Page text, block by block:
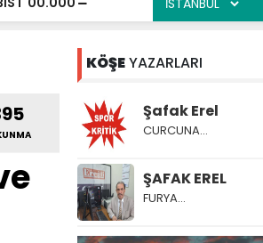
KÖŞEYAZARLARI
Şafak Erel
CURCUNA…
ŞAFAK EREL
FURYA…